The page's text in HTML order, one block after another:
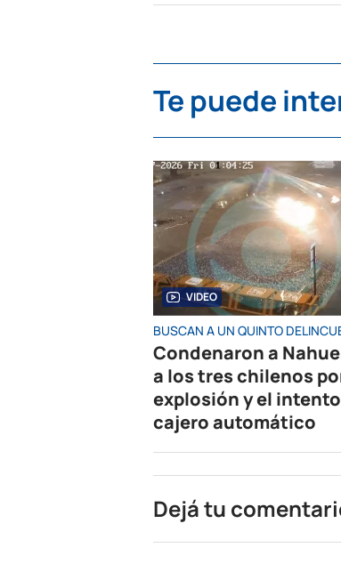
Te puede
VIDEO
BUSCAN A UN QUINTO
Condenaron a
a los tres chilenos
explosión y el
cajero automático
Dejá tu